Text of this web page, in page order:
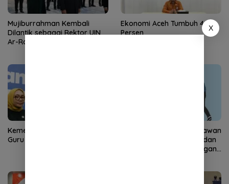
Mujiburrahman Kembali
Dilantik sebagai Rektor UIN
Ar-Raniry
Ekonomi Aceh Tumbuh 4,86
Persen
Kemendikdasmen Wajibkan
Guru Jadi Wali Murid
Niat Mundur Kerja, Karyawan
Koperasi Disiksa 5 Jam dan
Dipaksa Masturbasi dengan
X